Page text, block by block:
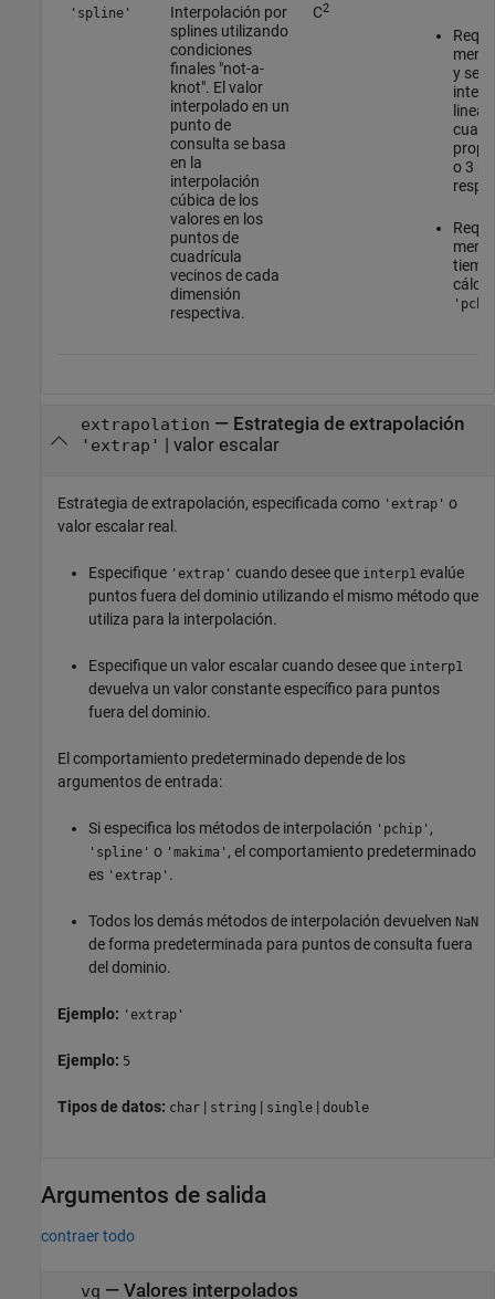
'spline'
Interpolación por
splines utilizando
condiciones
finales "not-a-
knot". El valor
interpolado en un
punto de
consulta se basa
en la
interpolación
cúbica de los
valores en los
puntos de
cuadrícula
vecinos de cada
dimensión
respectiva.
C2
y se
lineal
o 3
extrapolation — Estrategia de extrapolación
'extrap' | valor escalar
Estrategia de extrapolación, especificada como 'extrap' o
valor escalar real.
Especifique 'extrap' cuando desee que interp1 evalúe
puntos fuera del dominio utilizando el mismo método que
utiliza para la interpolación.
Especifique un valor escalar cuando desee que interp1
devuelva un valor constante específico para puntos
fuera del dominio.
El comportamiento predeterminado depende de los
argumentos de entrada:
Si especifica los métodos de interpolación 'pchip' ,
'spline' o 'makima' , el comportamiento predeterminado
es 'extrap' .
Todos los demás métodos de interpolación devuelven NaN
de forma predeterminada para puntos de consulta fuera
del dominio.
Ejemplo: 'extrap'
Ejemplo: 5
Tipos de datos: char | string | single | double
Argumentos de salida
contraer todo
vq — Valores interpolados